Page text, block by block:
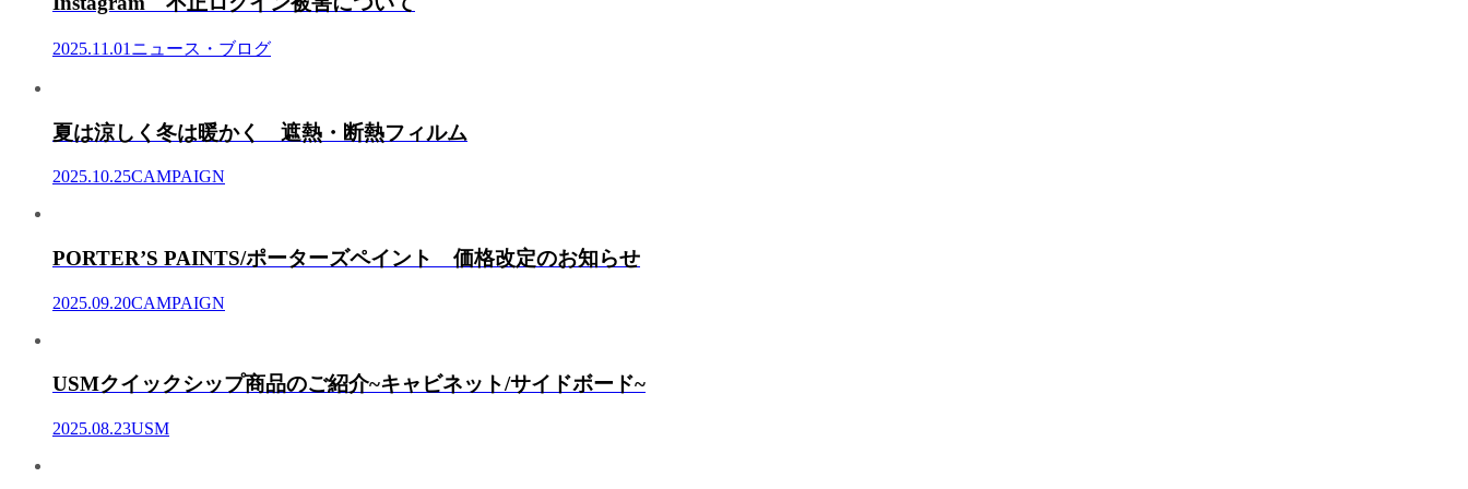
2025.11.01 ニュース・ブログ
夏は涼しく冬は暖かく 遮熱・断熱フィルム
2025.10.25CAMPAIGN
PORTER’S PAINTS/ポーターズペイント 価格改定のお知らせ
2025.09.20CAMPAIGN
USMクイックシップ商品のご紹介~キャビネット/サイドボード~
2025.08.23USM